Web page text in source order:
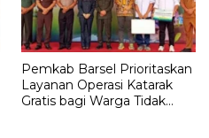
Pemkab Barsel Prioritaskan
Layanan Operasi Katarak
Gratis bagi Warga Tidak